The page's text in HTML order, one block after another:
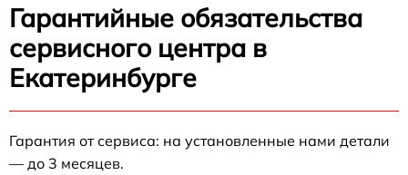
Гарантийные обязательства
сервисного центра в
Екатеринбурге
Гарантия от сервиса: на установленные нами детали
— до 3 месяцев.